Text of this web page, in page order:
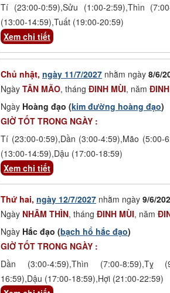
Tí (23:00-0:59),Sửu (1:00-2:59),Thìn
(13:00-14:59),Tuất (19:00-20:59)
Xem chi tiết
Chủ nhật, ngày 11/7/2027 nhằm ngày 8/6/
Ngày TÂN MÃO, tháng ĐINH MÙI, năm
Ngày Hoàng đạo (kim đường hoàng đạo)
GIỜ TỐT TRONG NGÀY :
Tí (23:00-0:59),Dần (3:00-4:59),Mão (5:00-
(13:00-14:59),Dậu (17:00-18:59)
Xem chi tiết
Thứ hai, ngày 12/7/2027 nhằm ngày 9/6/
Ngày NHÂM THÌN, tháng ĐINH MÙI, năm
Ngày Hắc đạo (bạch hổ hắc đạo)
GIỜ TỐT TRONG NGÀY :
Dần (3:00-4:59),Thìn (7:00-8:59),Tỵ
16:59),Dậu (17:00-18:59),Hợi (21:00-22:59)